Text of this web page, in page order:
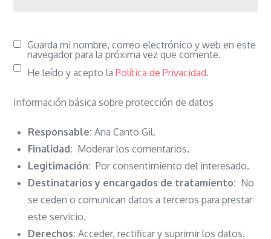
Guarda mi nombre, correo electrónico y web en este
navegador para la próxima vez que comente.
He leído y acepto laPolítica de Privacidad.
Información básica sobre protección de datos
Responsable: Ana Canto Gil.
Finalidad: Moderar los comentarios.
Legitimación: Por consentimiento del interesado.
Destinatarios y encargados de tratamiento: No
se ceden o comunican datos a terceros para prestar
este servicio.
Derechos: Acceder, rectificar y suprimir los datos.